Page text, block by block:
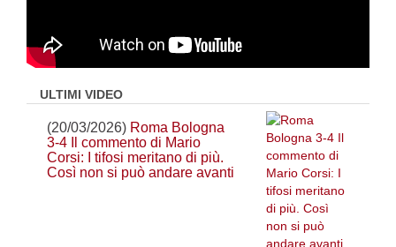
ULTIMI VIDEO
(20/03/2026) Roma Bologna
3-4 Il commento di Mario
Corsi: I tifosi meritano di più.
Così non si può andare avanti